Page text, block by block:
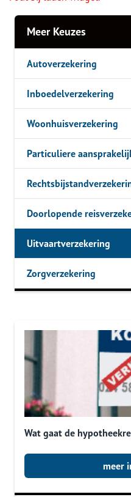
Meer Keuzes
Autoverzekering
Inboedelverzekering
Woonhuisverzekering
Particuliere
Doorlopende
Uitvaartverzekering
Zorgverzekering
Wat gaat de
meer